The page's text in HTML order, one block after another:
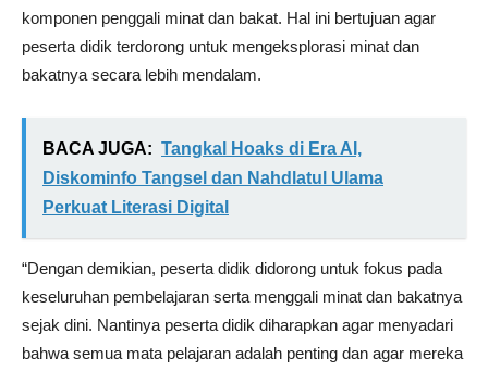
komponen penggali minat dan bakat. Hal ini bertujuan agar
peserta didik terdorong untuk mengeksplorasi minat dan
bakatnya secara lebih mendalam.
BACA JUGA: Tangkal Hoaks di Era AI,
Diskominfo Tangsel dan Nahdlatul Ulama
Perkuat Literasi Digital
“Dengan demikian, peserta didik didorong untuk fokus pada
keseluruhan pembelajaran serta menggali minat dan bakatnya
sejak dini. Nantinya peserta didik diharapkan agar menyadari
bahwa semua mata pelajaran adalah penting dan agar mereka